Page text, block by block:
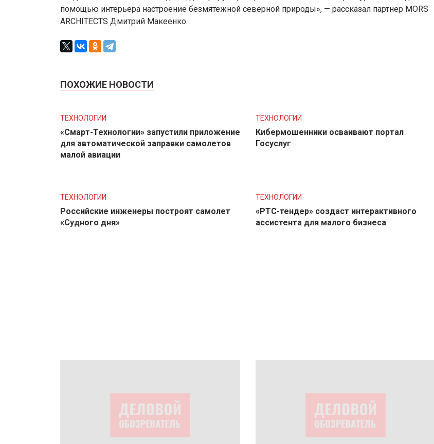
помощью интерьера настроение безмятежной северной природы», — рассказал партнер MORS
ARCHITECTS Дмитрий Макеенко.
ПОХОЖИЕ НОВОСТИ
ТЕХНОЛОГИИ
«Смарт-Технологии» запустили приложение
для автоматической заправки самолетов
малой авиации
ТЕХНОЛОГИИ
Кибермошенники осваивают портал
Госуслуг
ТЕХНОЛОГИИ
Российские инженеры построят самолет
«Судного дня»
ТЕХНОЛОГИИ
«РТС-тендер» создаст интерактивного
ассистента для малого бизнеса